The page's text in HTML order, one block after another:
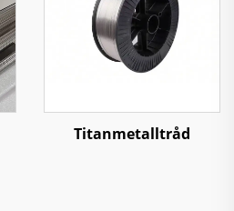
Titanmetalltråd